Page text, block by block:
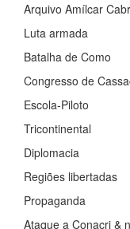
Arquivo Amílcar
Luta armada
Batalha de Como
Congresso de
Escola-Piloto
Tricontinental
Diplomacia
Regiões libertadas
Propaganda
Ataque a Conacri &